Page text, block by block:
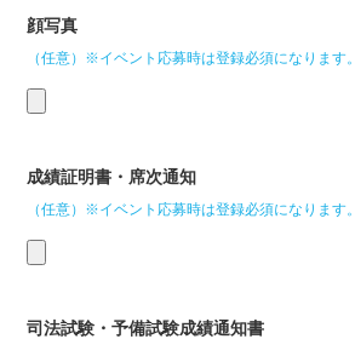
顔写真
（任意）※イベント応募時は登録必須になります。
成績証明書・席次通知
（任意）※イベント応募時は登録必須になります。
司法試験・予備試験成績通知書